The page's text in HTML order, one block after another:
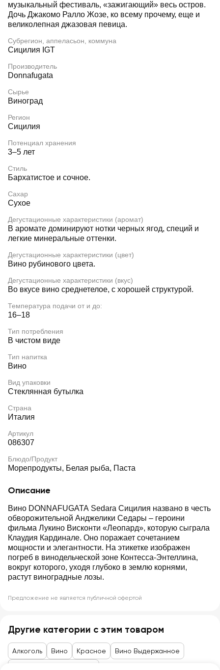
музыкальный фестиваль, «зажигающий» весь остров.
Дочь Джакомо Ралло Жозе, ко всему прочему, еще и
великолепная джазовая певица.
Субрегион, аппеласьон, коммуна
Сицилия IGT
Производитель
Donnafugata
Сырье
Виноград
Регион
Сицилия
Потенциал хранения
3–5 лет
Стиль
Бархатистое и сочное.
Сахар
Сухое
Дегустационные характеристики (аромат)
В аромате доминируют нотки черных ягод, специй и
легкие минеральные оттенки.
Дегустационные характеристики (цвет)
Вино рубинового цвета.
Дегустационные характеристики (вкус)
Во вкусе вино среднетелое, с хорошей структурой.
Температура подачи от и до:
16–18
Тип потребления
В чистом виде
Тип напитка
Вино
Вид упаковки
Стеклянная бутылка
Страна
Италия
Артикул
086307
Блюдо/Продукт
Морепродукты, Белая рыба, Паста
Описание
Вино DONNAFUGATA Sedara Сицилия названо в честь
обворожительной Анджелики Седары – героини
фильма Лукино Висконти «Леопард», которую сыграла
Клаудия Кардинале. Оно поражает сочетанием
мощности и элегантности. На этикетке изображен
погреб в винодельческой зоне Контесса-Энтеллина,
вокруг которого, уходя глубоко в землю корнями,
растут виноградные лозы.
Предложение не является публичной офертой
Другие категории с этим товаром
Алкоголь Вино Красное Вино Выдержанное